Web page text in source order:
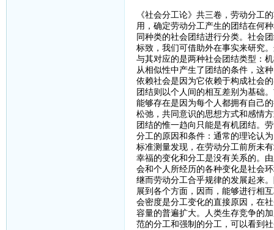
《社会分工论》共三卷，劳动分工
用，确定劳动分工产生的团结在何
同种类的社会团结进行分类。社会
标致，我们可借助外在事实来研究
与其对应的是两种社会团结类型：
从相似性中产生了团结的条件，这
依赖社会是因为它依赖于构成社会
团结则以个人间的相互差别为基础
能够存在是因为每个人都拥有自己
松弛，共同意识的思想方式和感情
团结的惟一趋向只能是有机团结。
分工的原因和条件：通常的理论认
标准测量发现，在劳动分工前所未
幸福的变化和分工是没有关系的。
会和个人所经历的各种变化是社会
继而劳动分工合乎规律的发展起来
展到各个方面，因而，能够进行相
会密度是分工变化的直接原因，在
容量的普遍扩大。人类生存竞争的
范的分工和强制的分工，可以看到